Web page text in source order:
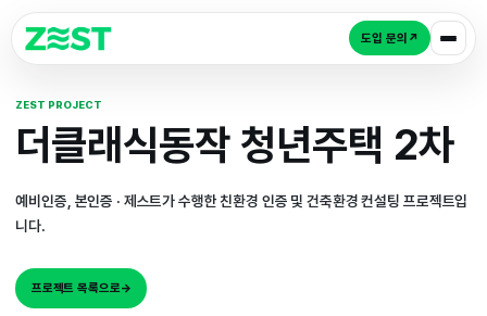
도입
ZEST PROJECT
더클래식동작 청년주
니다.